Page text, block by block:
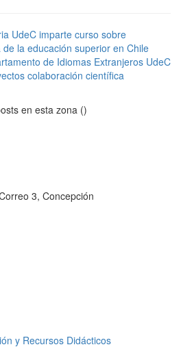
UdeC imparte curso sobre
la educación superior en Chile
de Idiomas Extranjeros UdeC
colaboración científica
en esta zona ()
3, Concepción